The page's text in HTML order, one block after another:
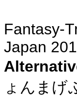
Fantasy-
Japan
ょんまげ